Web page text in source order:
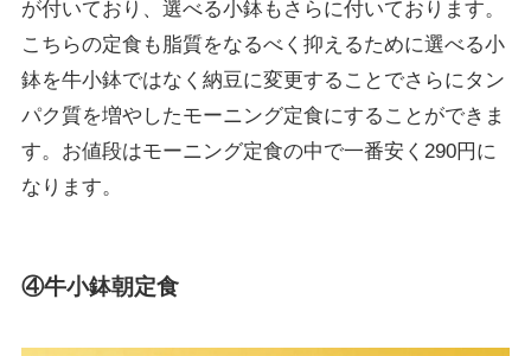
が付いており、選べる小鉢もさらに付いております。
こちらの定食も脂質をなるべく抑えるために選べる小
鉢を牛小鉢ではなく納豆に変更することでさらにタン
パク質を増やしたモーニング定食にすることができま
す。お値段はモーニング定食の中で一番安く290円に
なります。
④牛小鉢朝定食